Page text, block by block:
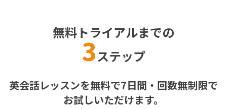
無料トライアルまでの
3ステップ
英会話レッスンを無料で7日間・回数無制限で
お試しいただけます。